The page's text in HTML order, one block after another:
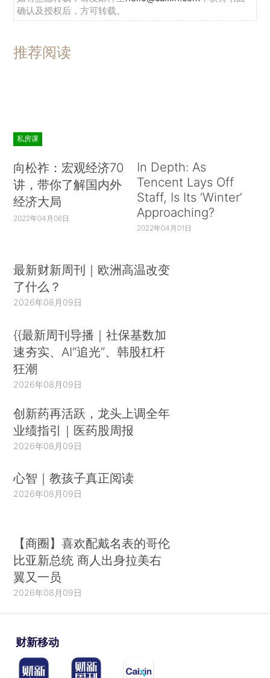
确认及授权后，方可转载。
推荐阅读
私房课
向松祚：宏观经济70
讲，带你了解国内外
经济大局
2022年04月06日
In Depth: As
Tencent Lays Off
Staff, Is Its ‘Winter’
Approaching?
2022年04月01日
最新财新周刊｜欧洲高温改变
了什么？
2026年08月09日
{{最新周刊导播｜社保基数加
速夯实、AI“追光”、韩股杠杆
狂潮
2026年08月09日
创新药再活跃，龙头上调全年
业绩指引｜医药股周报
2026年08月09日
心智｜教孩子真正阅读
2026年08月09日
【商圈】喜欢配戴名表的哥伦
比亚新总统 商人出身拉美右
翼又一员
2026年08月09日
财新移动